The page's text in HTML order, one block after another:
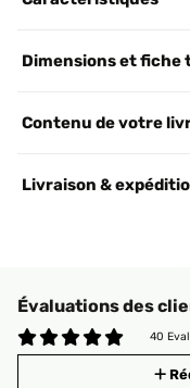
Dimensions et fiche
Contenu de votre
Livraison &
Évaluations des
40